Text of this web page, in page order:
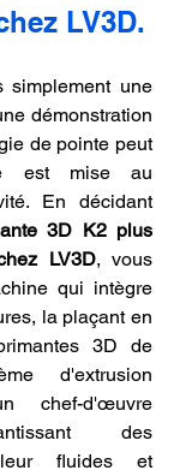
LV3D.
une
démonstration
de pointe peut
est mise au
En décidant
3D K2 plus
LV3D, vous
qui intègre
la plaçant en
3D de
d'extrusion
chef-d'œuvre
des
fluides et